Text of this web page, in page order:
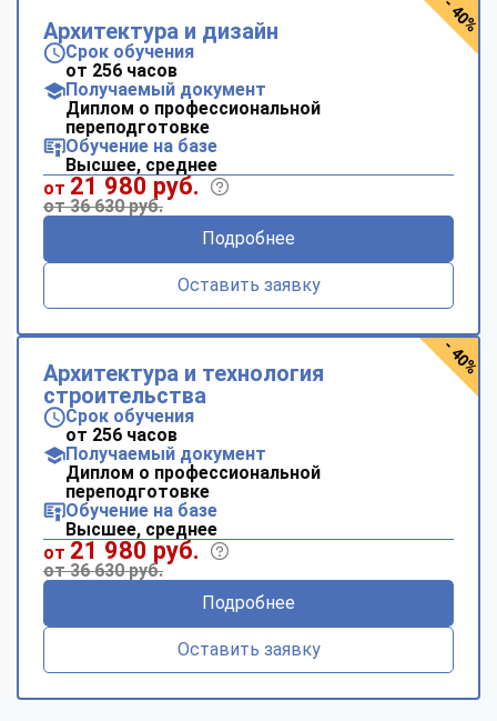
Архитектура и дизайн
Срок обучения
от 256 часов
Получаемый документ
Диплом о профессиональной
переподготовке
Обучение на базе
Высшее, среднее
от 21 980 руб.
от 36 630 руб.
Подробнее
Оставить заявку
- 40%
Архитектура и технология
строительства
Срок обучения
от 256 часов
Получаемый документ
Диплом о профессиональной
переподготовке
Обучение на базе
Высшее, среднее
от 21 980 руб.
от 36 630 руб.
Подробнее
Оставить заявку
- 40%